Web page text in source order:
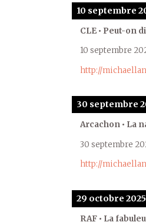
10 septembre
CLE • Peut-on
10 septembre
http://
30 septembre
Arcachon • La
30 septembre
http://
29 octobre 2025
RAF • La